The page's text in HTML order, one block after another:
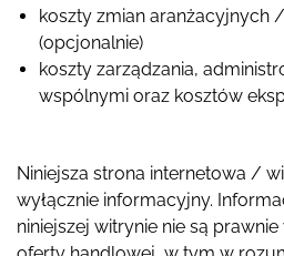
koszty zmian aranżacyjnych
(opcjonalnie)
koszty zarządzania,
wspólnymi oraz kosztów
Niniejsza strona internetowa /
wyłącznie informacyjny.
niniejszej witrynie nie są